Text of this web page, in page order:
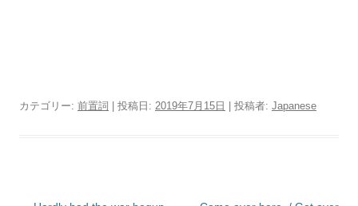
カテゴリー: 前置詞 | 投稿日: 2019年7月15日 投稿者: Japanese